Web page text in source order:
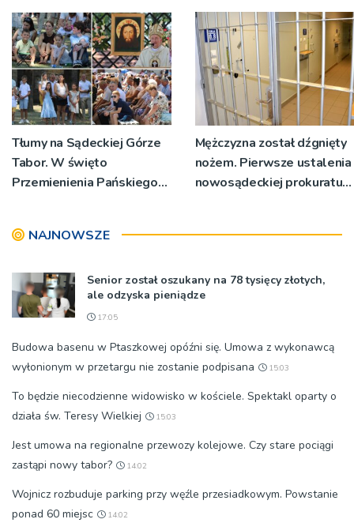
miejsc
Tłumy na Sądeckiej Górze
Tabor. W święto
Przemienienia Pańskiego
[ZDJĘCIA]
Mężczyzna został dźgnięty
nożem. Pierwsze ustalenia
nowosądeckiej prokuratury
NAJNOWSZE
Senior został oszukany na 78 tysięcy złotych,
ale odzyska pieniądze
17:05
Budowa basenu w Ptaszkowej opóźni się. Umowa z wykonawcą
wyłonionym w przetargu nie zostanie podpisana
15:03
To będzie niecodzienne widowisko w kościele. Spektakl oparty o
działa św. Teresy Wielkiej
15:03
Jest umowa na regionalne przewozy kolejowe. Czy stare pociągi
zastąpi nowy tabor?
14:02
Wojnicz rozbuduje parking przy węźle przesiadkowym. Powstanie
ponad 60 miejsc
14:02